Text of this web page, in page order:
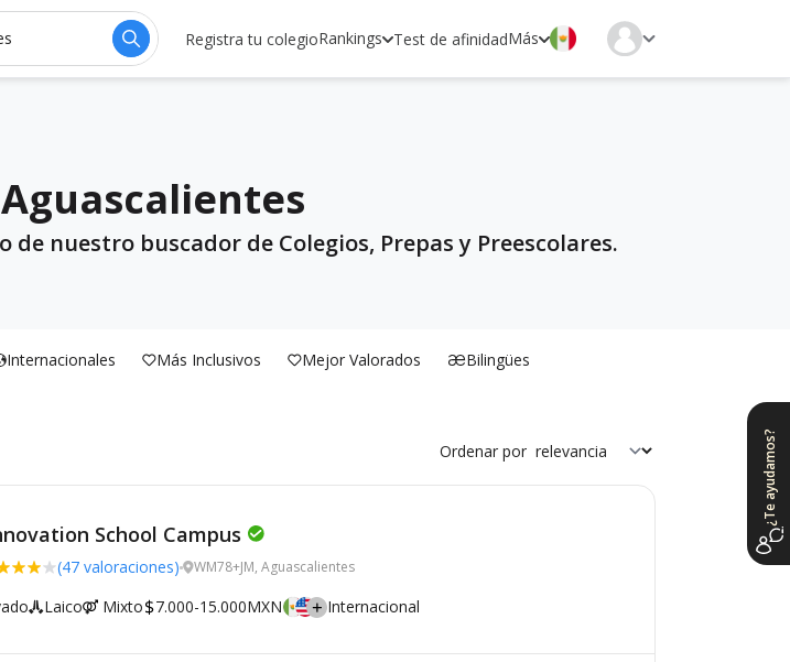
Registra tu colegioRankings Test de afinidadMás
nuestro buscador de Colegios, Prepas y Preescolares.
Internacionales Más Inclusivos Mejor Valorados Bilingües
Ordenar por
School Campus
(47 valoraciones) WM78+JM, Aguascalientes
Laico Mixto 7.000-15.000MXN Internacional
¿Te ayudamos?